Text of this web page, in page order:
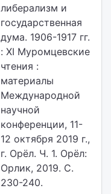
либерализм и
государственная
дума. 1906-1917 гг.
: XI Муромцевские
чтения :
материалы
Международной
научной
конференции, 11-
12 октября 2019 г.,
г. Орёл. Ч. 1. Орёл:
Орлик, 2019. С.
230-240.